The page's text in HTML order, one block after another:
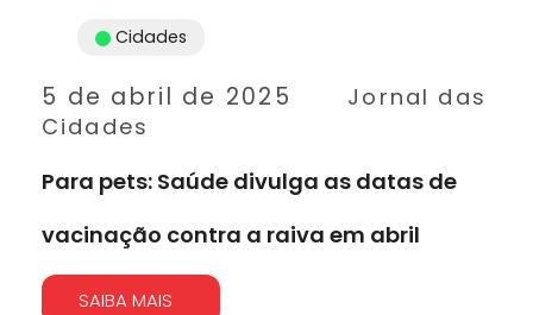
5 de abril de 2025
Jornal das
Cidades
Cidades
Para pets: Saúde divulga as datas de
vacinação contra a raiva em abril
SAIBA MAIS